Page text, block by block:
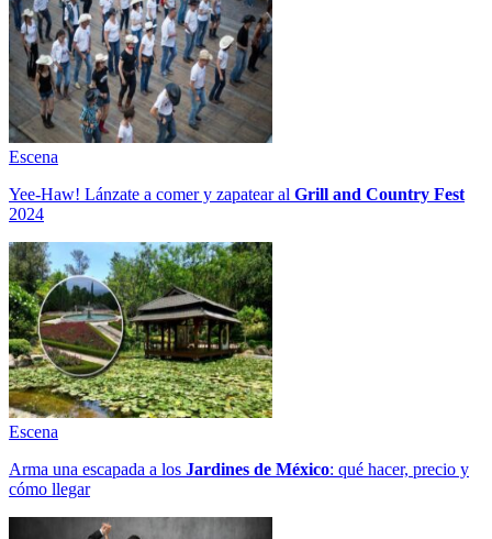
Escena
Yee-Haw! Lánzate a comer y zapatear al Grill and Country Fest
2024
Escena
Arma una escapada a los Jardines de México: qué hacer, precio y
cómo llegar